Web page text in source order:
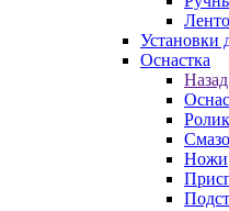
Установки
Оснастка
Назад
Ножи